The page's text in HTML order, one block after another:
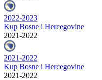
2022-2023
Kup Bosne i Hercegovine
2021-2022
2021-2022
Kup Bosne i Hercegovine
2021-2022